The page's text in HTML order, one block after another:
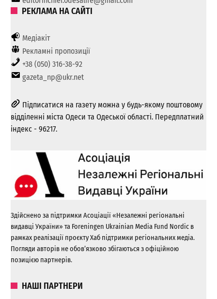
РЕКЛАМА НА САЙТІ
Медіакіт
Рекламні пропозиції
+38 (050) 316-38-92
gazeta_np@ukr.net
Підписатися на газету можна у будь-якому поштовому
відділенні міста Одеси та Одеської області. Передплатний
індекс - 96217.
Здійснено за підтримки Асоціації «Незалежні регіональні
видавці України» та Foreningen Ukrainian Media Fund Nordic в
рамках реалізації проєкту Хаб підтримки регіональних медіа.
Погляди авторів не обов’язково збігаються з офіційною
позицією партнерів.
НАШІ ПАРТНЕРИ